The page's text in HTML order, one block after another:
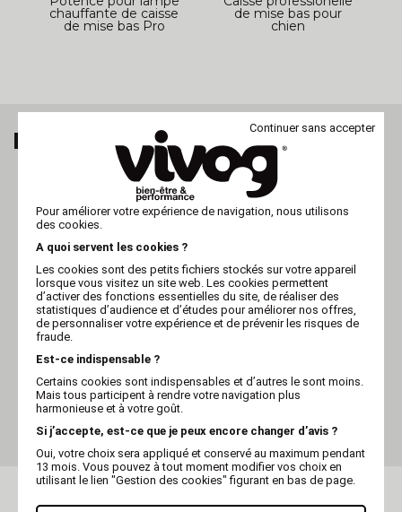
chauffante de caisse
de mise bas Pro
de mise bas pour
chien
MES DERNIERS ARTICLES VUS
Potence pour lampe
chauffante de caisse de
mise bas Pro
Continuer sans accepter
Pour améliorer votre expérience de navigation, nous utilisons
des cookies.
A quoi servent les cookies ?
Les cookies sont des petits fichiers stockés sur votre appareil
lorsque vous visitez un site web. Les cookies permettent
d’activer des fonctions essentielles du site, de réaliser des
statistiques d’audience et d’études pour améliorer nos offres,
de personnaliser votre expérience et de prévenir les risques de
fraude.
Est-ce indispensable ?
Certains cookies sont indispensables et d’autres le sont moins.
Mais tous participent à rendre votre navigation plus
harmonieuse et à votre goût.
Si j’accepte, est-ce que je peux encore changer d’avis ?
Oui, votre choix sera appliqué et conservé au maximum pendant
13 mois. Vous pouvez à tout moment modifier vos choix en
utilisant le lien "Gestion des cookies" figurant en bas de page.